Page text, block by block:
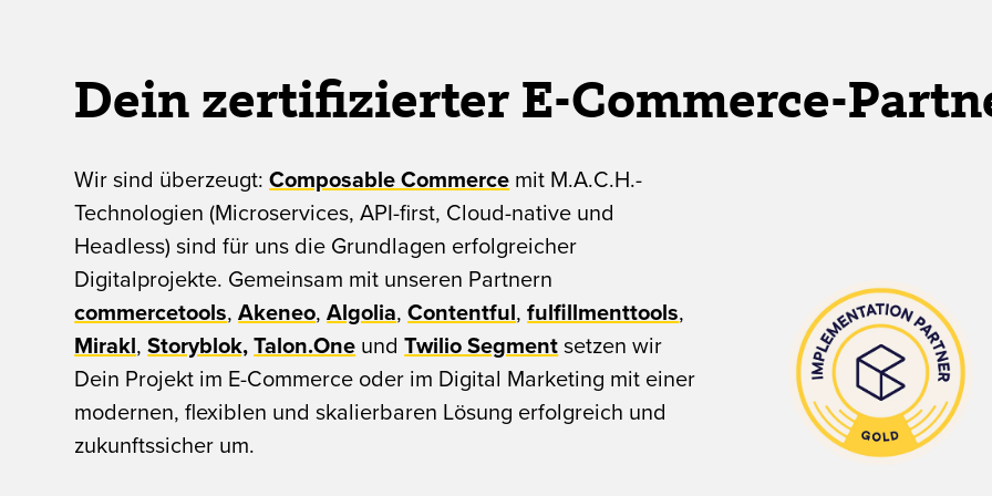
Dein zertifizierter E-Commerce-
Wir sind überzeugt:Composable Commerce mit M.A.C.H.-
Technologien (Microservices, API-first, Cloud-native und
Headless) sind für uns die Grundlagen erfolgreicher
Digitalprojekte. Gemeinsam mit unseren Partnern
commercetools,Akeneo,Algolia,Contentful,fulfillmenttools,
Mirakl,Storyblok,Talon.One undTwilio Segmentsetzen wir
Dein Projekt im E-Commerce oder im Digital Marketing mit einer
modernen, flexiblen und skalierbaren Lösung erfolgreich und
zukunftssicher um.